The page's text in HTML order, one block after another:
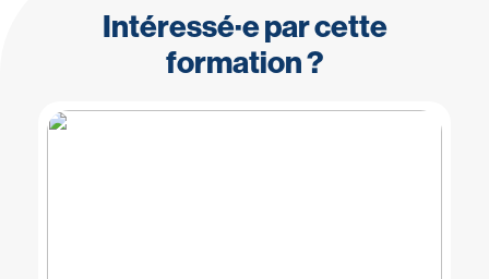
Intéressé·e par cette
formation ?